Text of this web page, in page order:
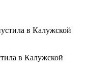
в Калужской